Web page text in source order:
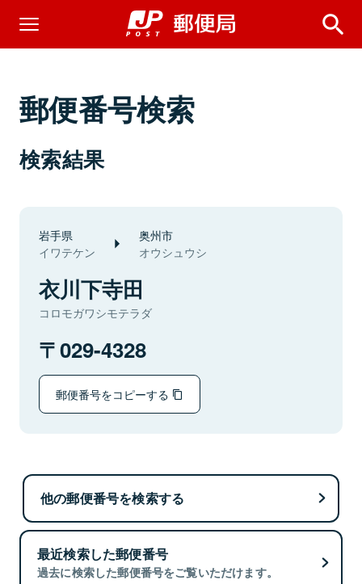
郵便番号検索
検索結果
岩手県
イワテケン
奥州市
オウシュウシ
衣川下寺田
コロモガワシモテラダ
029-4328
郵便番号をコピーする
他の郵便番号を検索する
最近検索した郵便番号
過去に検索した郵便番号をご覧いただけます。